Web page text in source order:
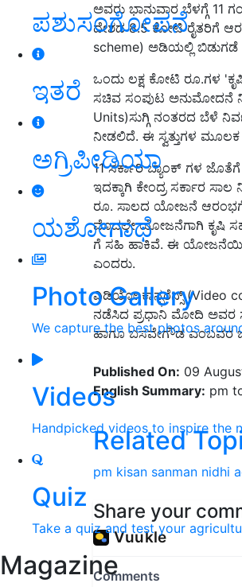
ಪಶುಸಂಗೋಪನೆ
ಇತರೆ
ಅಗ್ರಿಪೀಡಿಯಾ
ಯಶೋಗಾಥೆ
Photo Gallery
We capture the best photos
Videos
Handpicked videos to inspire the
Quiz
Take a quiz and test your
Magazine
ಅವರು ಭಾನುವಾರ ಬೆಳಗ್ಗೆ
ದೇಶದ 8.5 ಕೋಟಿ ರೈತರಿಗೆ
scheme) ಅಡಿಯಲ್ಲಿ ಬಿಡುಗಡೆ
ಒಂದು ಲಕ್ಷ ಕೋಟಿ ರೂ.ಗಳ
ಸಚಿವ ಸಂಪುಟ ಅನುಮೋದನೆ
Units)ಸುಗ್ಗಿ ನಂತರದ ಬೆಳೆ
ನೀಡಲಿದೆ. ಈ ಸ್ವತ್ತುಗಳ
11 ಸರ್ಕಾರಿ ಬ್ಯಾಂಕ್ ಗಳ
ಇದಕ್ಕಾಗಿ ಕೇಂದ್ರ ಸರ್ಕಾರ
ರೂ. ಸಾಲದ ಯೋಜನೆ
ಮೊದಲೇ ಯೋಜನೆಗಾಗಿ ಕೃಷಿ
ಗೆ ಸಹಿ ಹಾಕಿವೆ. ಈ
ಎಂದರು.
ವಿಡಿಯೋ ಕಾನ್ಫರೆನ್ಸ್​ (Video
ನಡೆಸಿದ ಪ್ರಧಾನಿ ಮೋದಿ ಅವರ
ಹಾಗೂ ಬಸವೇಗೌಡ ಎಂಬವರ
Published On: 09
English Summary: pm
Related
pm kisan sanman nidhi
Share your